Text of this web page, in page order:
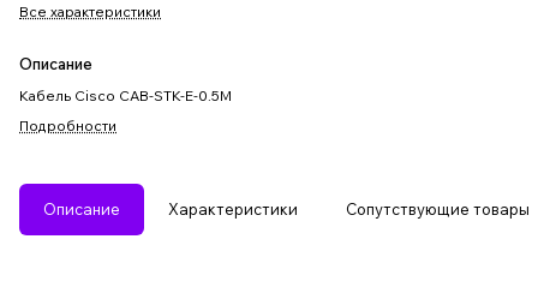
Все характеристики
Описание
Кабель Cisco CAB-STK-E-0.5M
Подробности
Описание Характеристики Сопутствующие товары